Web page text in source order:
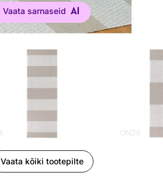
Vaata sarnaseid
Vaata kõiki tootepilte